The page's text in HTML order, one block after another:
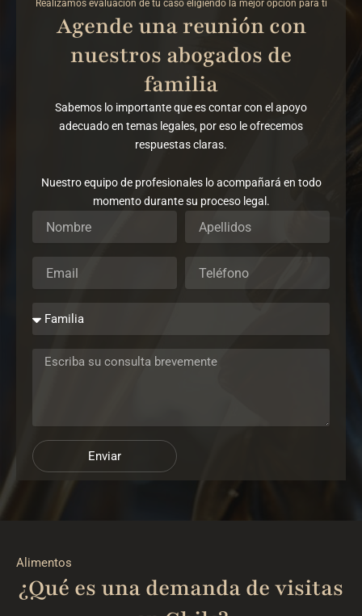
Realizamos evaluación de tu caso eligiendo la mejor opción para ti
Agende una reunión con
nuestros abogados de
familia
Sabemos lo importante que es contar con el apoyo
adecuado en temas legales, por eso le ofrecemos
respuestas claras.
Nuestro equipo de profesionales lo acompañará en todo
momento durante su proceso legal.
Enviar
Alimentos
¿Qué es una demanda de visitas